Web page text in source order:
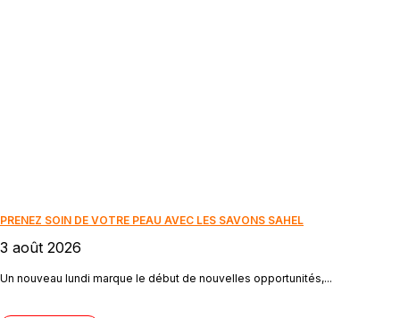
PRENEZ SOIN DE VOTRE PEAU AVEC LES SAVONS SAHEL
3 août 2026
Un nouveau lundi marque le début de nouvelles opportunités,...